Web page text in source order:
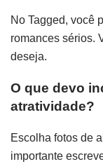
No Tagged, você
romances sérios.
deseja.
O que devo
atratividade?
Escolha fotos de
importante